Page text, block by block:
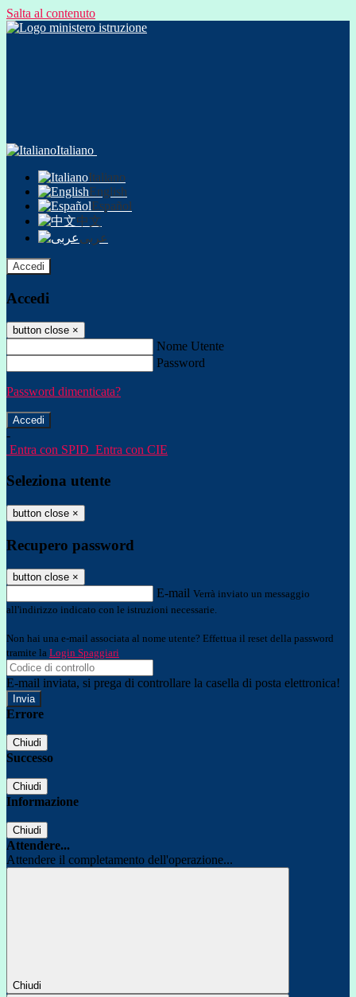
Salta al contenuto
Italiano
Italiano
English
Español
中文
عربى
Accedi
Accedi
button close ×
Nome Utente
Password
Password dimenticata?
-
Entra con SPID Entra con CIE
Seleziona utente
button close ×
Recupero password
button close ×
E-mail Verrà inviato un messaggio
all'indirizzo indicato con le istruzioni necessarie.
Non hai una e-mail associata al nome utente? Effettua il reset della password
tramite la Login Spaggiari
E-mail inviata, si prega di controllare la casella di posta elettronica!
Errore
Chiudi
Successo
Chiudi
Informazione
Chiudi
Attendere...
Attendere il completamento dell'operazione...
Chiudi